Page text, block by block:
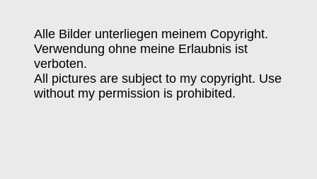
Alle Bilder unterliegen meinem Copyright.
Verwendung ohne meine Erlaubnis ist
verboten.
All pictures are subject to my copyright. Use
without my permission is prohibited.